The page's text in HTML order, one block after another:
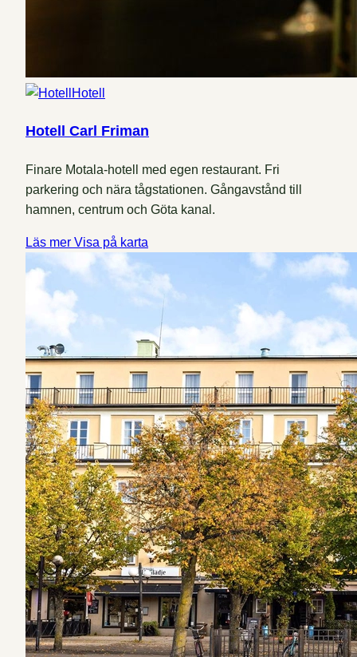
Hotell
Hotell Carl Friman
Finare Motala-hotell med egen restaurant. Fri
parkering och nära tågstationen. Gångavstånd till
hamnen, centrum och Göta kanal.
Läs mer Visa på karta